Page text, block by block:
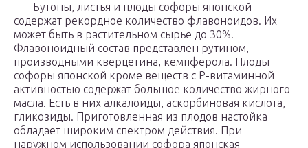
Бутоны, листья и плоды софоры японской
содержат рекордное количество флавоноидов. Их
может быть в растительном сырье до 30%.
Флавоноидный состав представлен рутином,
производными кверцетина, кемпферола. Плоды
софоры японской кроме веществ с Р-витаминной
активностью содержат большое количество жирного
масла. Есть в них алкалоиды, аскорбиновая кислота,
гликозиды. Приготовленная из плодов настойка
обладает широким спектром действия. При
наружном использовании софора японская